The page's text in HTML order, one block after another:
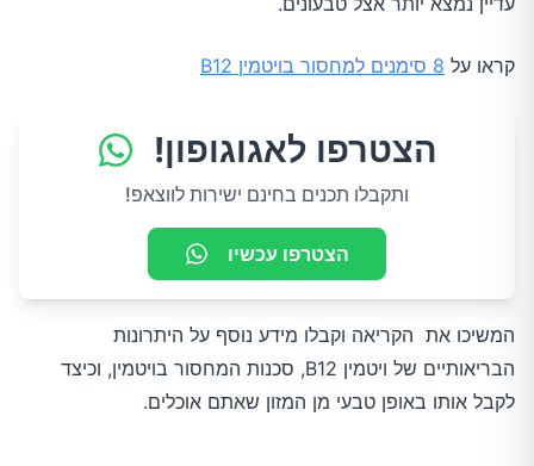
16.מולים
היתרונות והחסרונות של תוספי ויטמין B12 וזריקות
תוספי ויטמין B12
זריקות ויטמין B12
קראו על 8 סימנים למחסור בויטמין B12
הצטרפו לאגוגופון!
ותקבלו תכנים בחינם ישירות לווצאפ!
הצטרפו עכשיו
המשיכו את הקריאה וקבלו מידע נוסף על היתרונות
הבריאותיים של ויטמין B12, סכנות המחסור בויטמין, וכיצד
לקבל אותו באופן טבעי מן המזון שאתם אוכלים.